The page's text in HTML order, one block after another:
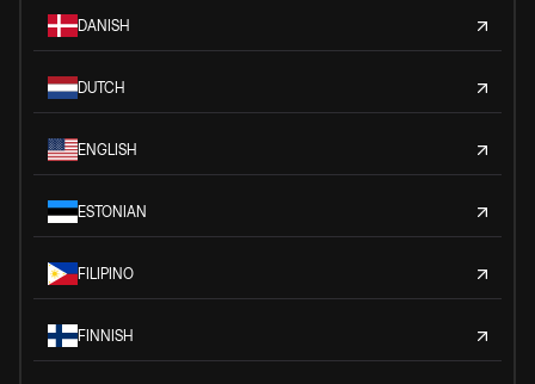
DANISH
DUTCH
ENGLISH
ESTONIAN
FILIPINO
FINNISH